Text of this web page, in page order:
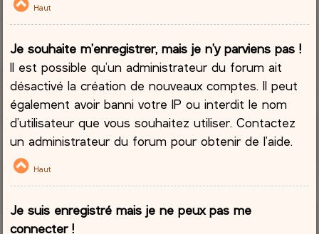
Haut
Je souhaite m’enregistrer, mais je n’y parviens pas !
Il est possible qu’un administrateur du forum ait
désactivé la création de nouveaux comptes. Il peut
également avoir banni votre IP ou interdit le nom
d’utilisateur que vous souhaitez utiliser. Contactez
un administrateur du forum pour obtenir de l’aide.
Haut
Je suis enregistré mais je ne peux pas me
connecter !